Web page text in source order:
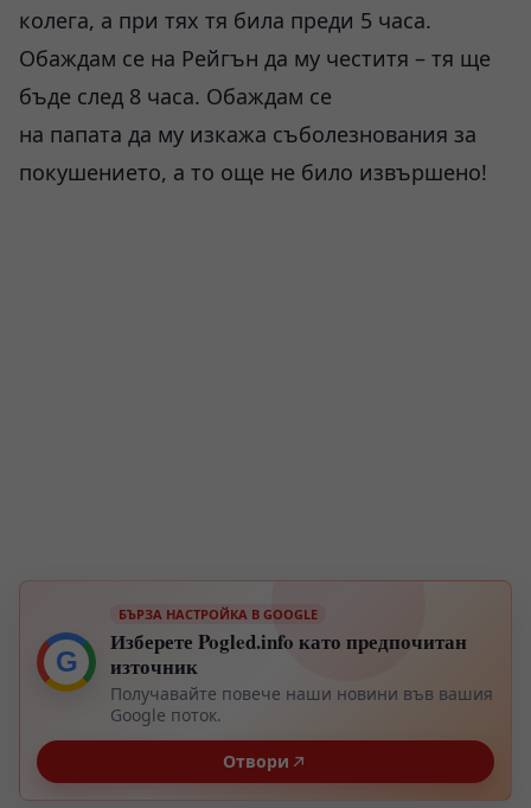
колега, а при тях тя била преди 5 часа.
Обаждам се на Рейгън да му честитя – тя ще
бъде след 8 часа. Обаждам се
на папата да му изкажа съболезнования за
покушението, а то още не било извършено!
G
БЪРЗА НАСТРОЙКА В GOOGLE
Изберете Pogled.info като предпочитан
източник
Получавайте повече наши новини във вашия
Google поток.
Отвори